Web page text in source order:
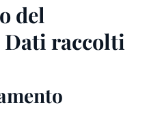
del
raccolti